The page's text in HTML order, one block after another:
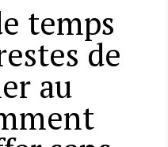
temps
de
au